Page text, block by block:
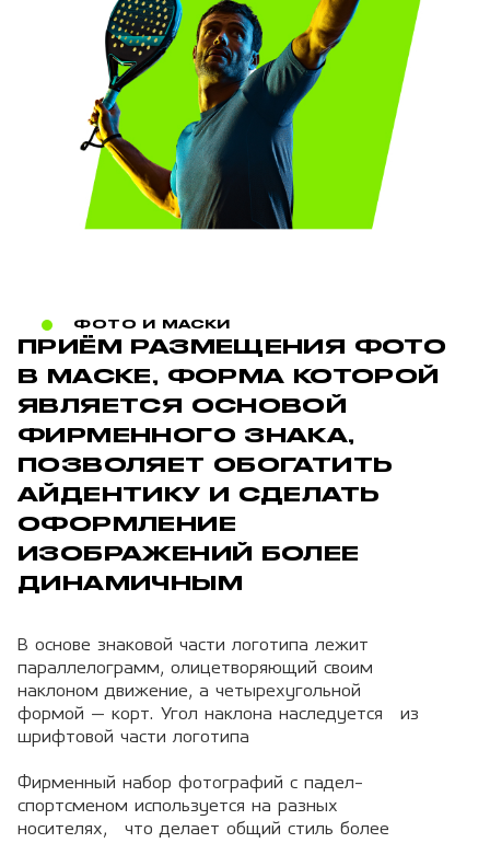
ФОТО И МАСКИ
ПРИЁМ РАЗМЕЩЕНИЯ ФОТО
В МАСКЕ, ФОРМА КОТОРОЙ
ЯВЛЯЕТСЯ ОСНОВОЙ
ФИРМЕННОГО ЗНАКА,
ПОЗВОЛЯЕТ ОБОГАТИТЬ
АЙДЕНТИКУ И СДЕЛАТЬ
ОФОРМЛЕНИЕ
ИЗОБРАЖЕНИЙ БОЛЕЕ
ДИНАМИЧНЫМ
В основе знаковой части логотипа лежит
параллелограмм, олицетворяющий своим
наклоном движение, а четырехугольной
формой — корт. Угол наклона наследуется из
шрифтовой части логотипа
Фирменный набор фотографий с падел-
спортсменом используется на разных
носителях, что делает общий стиль более